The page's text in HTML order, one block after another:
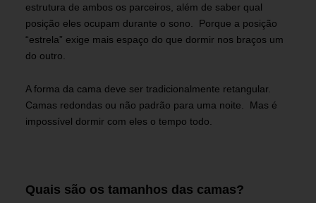
estrutura de ambos os parceiros, além de saber qual
posição eles ocupam durante o sono. Porque a posição
“estrela” exige mais espaço do que dormir nos braços um
do outro.
A forma da cama deve ser tradicionalmente retangular.
Camas redondas ou não padrão para uma noite. Mas é
impossível dormir com eles o tempo todo.
Quais são os tamanhos das camas?